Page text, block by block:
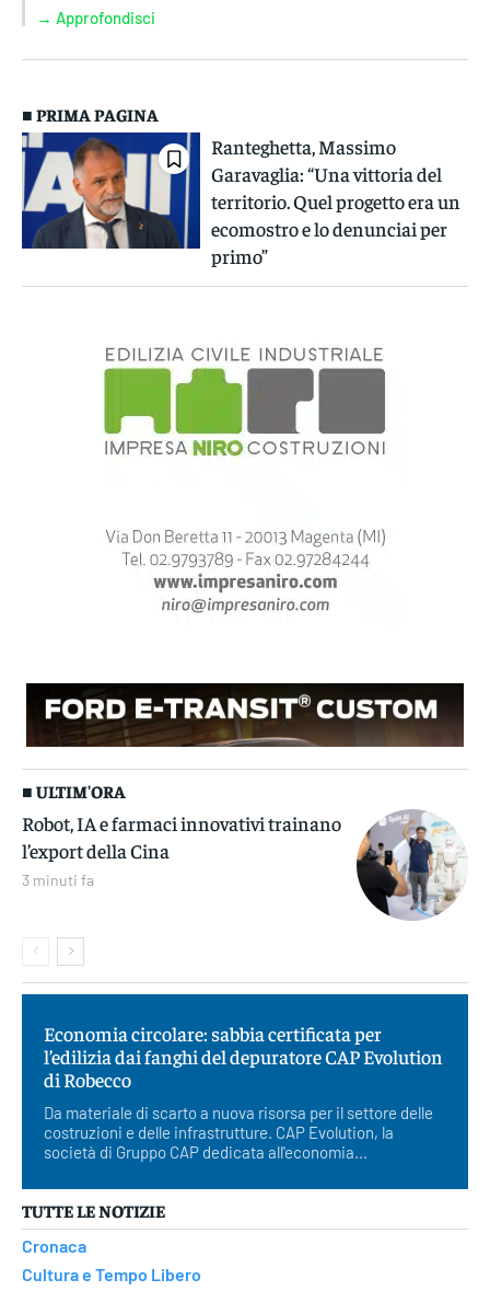
→ Approfondisci
■ PRIMA PAGINA
Ranteghetta, Massimo
Garavaglia: “Una vittoria del
territorio. Quel progetto era un
ecomostro e lo denunciai per
primo”
■ ULTIM'ORA
Robot, IA e farmaci innovativi trainano
l’export della Cina
3 minuti fa
Economia circolare: sabbia certificata per
l’edilizia dai fanghi del depuratore CAP Evolution
di Robecco
Da materiale di scarto a nuova risorsa per il settore delle
costruzioni e delle infrastrutture. CAP Evolution, la
società di Gruppo CAP dedicata all'economia...
TUTTE LE NOTIZIE
Cronaca
Cultura e Tempo Libero